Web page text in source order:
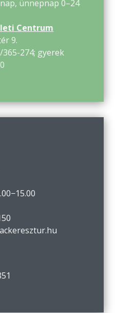
ünnepnap 0–24
Centrum
9.
274; gyerek